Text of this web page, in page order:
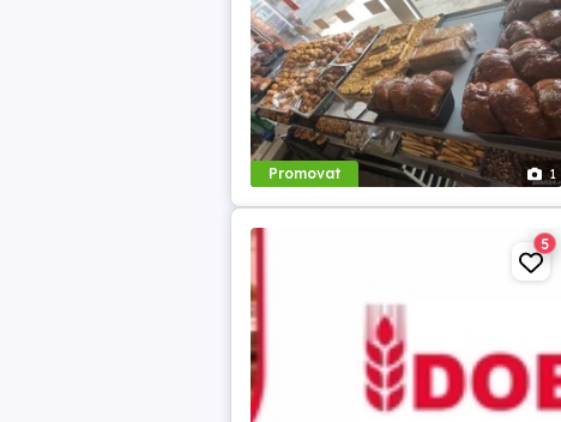
Promovat 1
5